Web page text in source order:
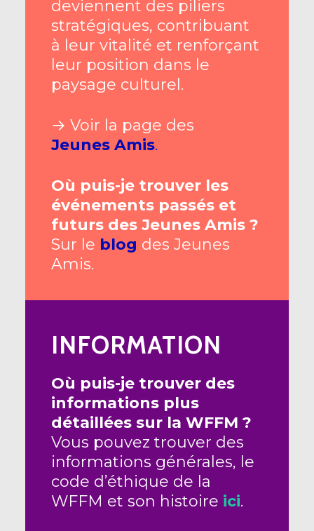
deviennent des piliers
stratégiques, contribuant
à leur vitalité et renforçant
leur position dans le
paysage culturel.
→ Voir la page des
Jeunes Amis.
Où puis-je trouver les
événements passés et
futurs des Jeunes Amis ?
Sur le blog des Jeunes
Amis.
INFORMATION
Où puis-je trouver des
informations plus
détaillées sur la WFFM ?
Vous pouvez trouver des
informations générales, le
code d’éthique de la
WFFM et son histoire ici.